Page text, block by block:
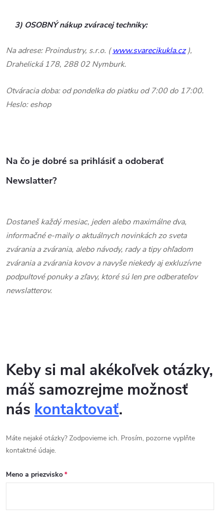
3) OSOBNÝ nákup zváracej techniky:
Na adrese: Proindustry, s.r.o. (www.svarecikukla.cz),
Drahelická 178, 288 02 Nymburk.
Otváracia doba: od pondelka do piatku od 7:00 do 17:00.
Heslo: eshop
Na čo je dobré sa prihlásiť a odoberať
Newslatter?
Dostaneš každý mesiac, jeden alebo maximálne dva,
informačné e-maily o aktuálnych novinkách zo sveta
zvárania a zvárania, alebo návody, rady a tipy ohľadom
zvárania a zvárania kovov a navyše niekedy aj exkluzívne
podpultové ponuky a zľavy, ktoré sú len pre odberateľov
newslatterov.
Keby si mal akékoľvek otázky,
máš samozrejme možnosť
nás kontaktovať.
Máte nejaké otázky? Zodpovieme ich. Prosím, pozorne vyplňte
kontaktné údaje.
Meno a priezvisko